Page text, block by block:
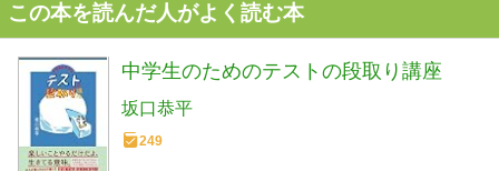
この本を読んだ人がよく読む本
中学生のためのテストの段取り講座
坂口恭平
249